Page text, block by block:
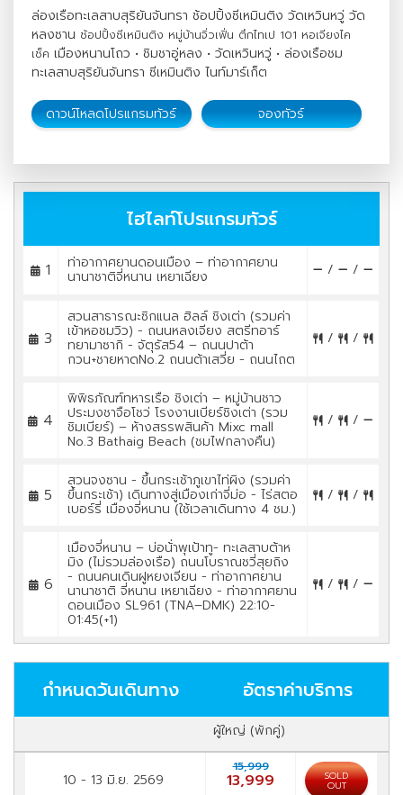
ล่องเรือทะเลสาบสุริยันจันทรา ช้อปปิ้งซีเหมินติง วัดเหวินหวู่ วัด
หลงซาน ช้อปปิ้งซีเหมินติง หมู่บ้านจิ่วเฟิ่น ตึกไทเป 101 หอเจียงไค
เช็ค เมืองหนานโถว • ชิมชาอู่หลง • วัดเหวินหวู่ • ล่องเรือชม
ทะเลสาบสุริยันจันทรา ซีเหมินติง ไนท์มาร์เก็ต
ดาวน์โหลดโปรแกรมทัวร์ จองทัวร์
ไฮไลท์โปรแกรมทัวร์
1 ท่าอากาศยานดอนเมือง – ท่าอากาศยาน
นานาชาติจี่หนาน เหยาเฉียง / /
3
สวนสาธารณะซิกแนล ฮิลล์ ชิงเต่า (รวมค่า
เข้าหอชมวิว) - ถนนหลงเจียง สตรีทอาร์
ทยามาซากิ - จัตุรัส54 – ถนนปาต้า
กวน+ชายหาดNo.2 ถนนต้าเสวี่ย - ถนนไถต
/ /
4
พิพิธภัณฑ์ทหารเรือ ชิงเต่า – หมู่บ้านชาว
ประมงชาจือโชว่ โรงงานเบียร์ชิงเต่า (รวม
ชิมเบียร์) – ห้างสรรพสินค้า Mixc mall
No.3 Bathaig Beach (ชมไฟกลางคืน)
/ /
5
สวนจงซาน - ขึ้นกระเช้าภูเขาไท่ผิง (รวมค่า
ขึ้นกระเช้า) เดินทางสู่เมืองเก่าจี่ม่อ - ไร่สตอ
เบอร์รี่ เมืองจี่หนาน (ใช้เวลาเดินทาง 4 ชม.)
/ /
6
เมืองจี่หนาน – บ่อน้่าพุเป้าทู- ทะเลสาบต้าห
มิง (ไม่รวมล่องเรือ) ถนนโบราณชวี่สุยถิง
- ถนนคนเดินฝูหยงเจียน - ท่าอากาศยาน
นานาชาติ จี่หนาน เหยาเฉียง - ท่าอากาศยาน
ดอนเมือง SL961 (TNA–DMK) 22:10-
01:45(+1)
/ /
กำหนดวันเดินทาง อัตราค่าบริการ
ผู้ใหญ่ (พักคู่)
10 - 13 มิ.ย. 2569
15,999
13,999 SOLD
OUT